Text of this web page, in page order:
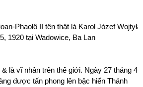
Phaolô II tên thật là Karol Józef Wojtyła
1920 tại Wadowice, Ba Lan
là vĩ nhân trên thế giới. Ngày 27 tháng 4,
được tấn phong lên bậc hiển Thánh